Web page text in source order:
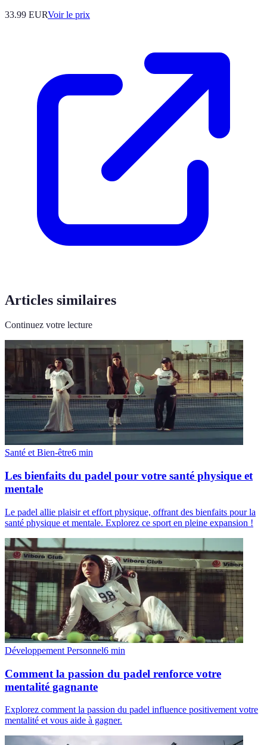
33.99 EURVoir le prix
Articles similaires
Continuez votre lecture
Santé et Bien-être6 min
Les bienfaits du padel pour votre santé physique et
mentale
Le padel allie plaisir et effort physique, offrant des bienfaits pour la
santé physique et mentale. Explorez ce sport en pleine expansion !
Développement Personnel6 min
Comment la passion du padel renforce votre
mentalité gagnante
Explorez comment la passion du padel influence positivement votre
mentalité et vous aide à gagner.